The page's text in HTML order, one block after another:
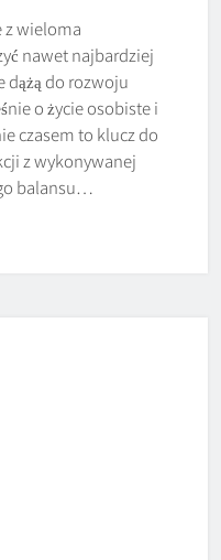
z wieloma
nawet najbardziej
do rozwoju
o życie osobiste i
czasem to klucz do
z wykonywanej
balansu…